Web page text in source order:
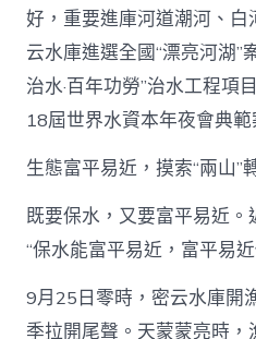
好，重要進庫河道潮河、
云水庫進選全國“漂亮河湖”
治水·百年功勞”治水工程項
18屆世界水資本年夜會典範
生態富平易近，摸索“兩山”
既要保水，又要富平易近
“保水能富平易近，富平易
9月25日零時，密云水庫開
季拉開尾聲。天蒙蒙亮時，